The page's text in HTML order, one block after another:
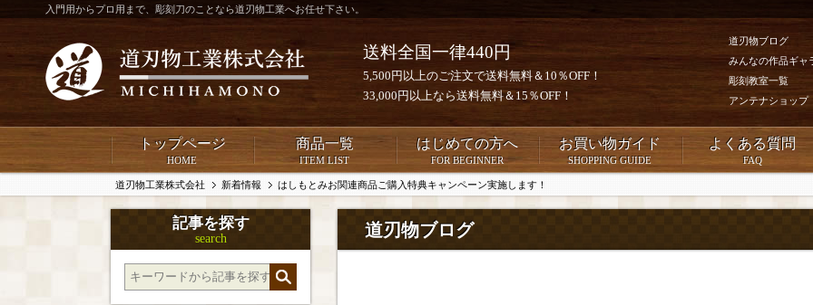
入門用からプロ用まで、彫刻刀のことなら道刃物工業へお任せ下さい。
送料全国一律440円
5,500円以上のご注文で送料無料＆10％OFF！
33,000円以上なら送料無料＆15％OFF！
道刃物ブログ
みんなの作品ギャ
彫刻教室一覧
アンテナショップ
トップページ
HOME
商品一覧
ITEM LIST
はじめての方へ
FOR BEGINNER
お買い物ガイド
SHOPPING GUIDE
よくある質問
FAQ
道刃物工業株式会社 新着情報 はしもとみお関連商品ご購入特典キャンペーン実施します！
道刃物ブログ
記事を探す
search